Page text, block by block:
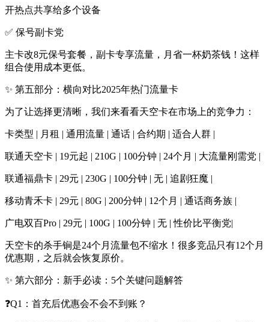
开热点共享给多个设备
✅ 保号副卡党
主卡改8元保号套餐，副卡专享流量，月省一杯奶茶钱！这样
组合使用成本更低。
✨ 第五部分：横向对比2025年热门流量卡
为了让选择更清晰，我们来看看天空卡在市场上的竞争力：
卡类型 | 月租 | 通用流量 | 通话 | 合约期 | 适合人群 |
联通天空卡 | 19元起 | 210G | 100分钟 | 24个月 | 大流量刚需党 |
联通福鼎卡 | 29元 | 230G | 100分钟 | 无 | 追剧狂魔 |
移动青禾卡 | 29元 | 80G | 200分钟 | 12个月 | 通话商务族 |
广电双百Pro | 29元 | 100G | 100分钟 | 无 | 性价比平衡党|
天空卡的杀手锏是24个月流量包不缩水！很多竞品只有12个月
优惠期，之后就会恢复原价。
✨ 第六部分：新手必读：5个关键问题解答
❓Q1：首充后优惠会不会不到账？